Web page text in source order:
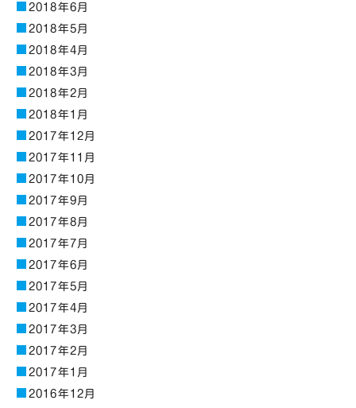
2018年6月
2018年5月
2018年4月
2018年3月
2018年2月
2018年1月
2017年12月
2017年11月
2017年10月
2017年9月
2017年8月
2017年7月
2017年6月
2017年5月
2017年4月
2017年3月
2017年2月
2017年1月
2016年12月